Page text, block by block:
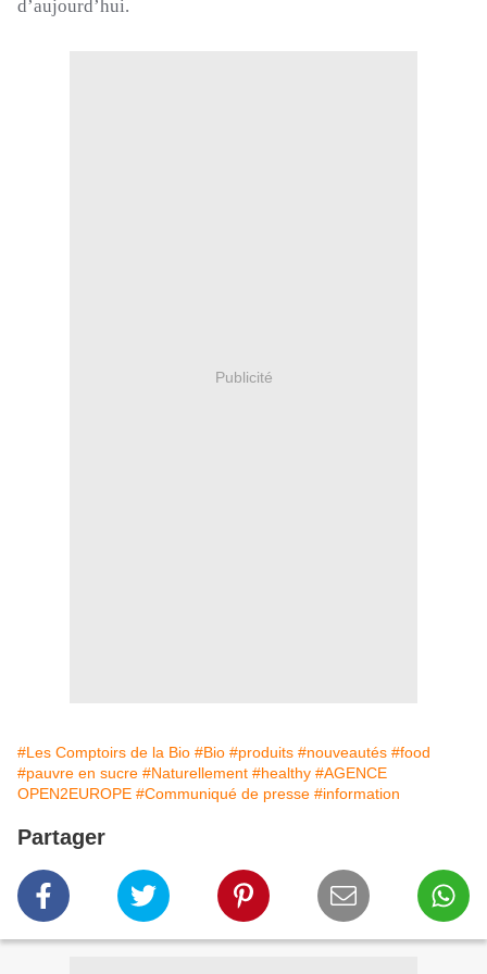
d’aujourd’hui.
Publicité
#Les Comptoirs de la Bio #Bio #produits #nouveautés #food
#pauvre en sucre #Naturellement #healthy #AGENCE
OPEN2EUROPE #Communiqué de presse #information
Partager